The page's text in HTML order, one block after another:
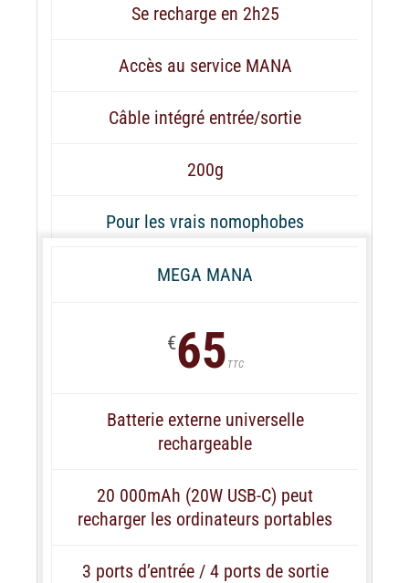
Se recharge en 2h25
Accès au service MANA
Câble intégré entrée/sortie
200g
Pour les vrais nomophobes
MEGA MANA
€65 TTC
Batterie externe universelle
rechargeable
20 000mAh (20W USB-C) peut
recharger les ordinateurs portables
3 ports d’entrée / 4 ports de sortie